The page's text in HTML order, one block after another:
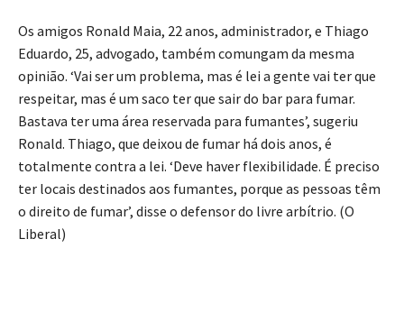
Os amigos Ronald Maia, 22 anos, administrador, e Thiago
Eduardo, 25, advogado, também comungam da mesma
opinião. ‘Vai ser um problema, mas é lei a gente vai ter que
respeitar, mas é um saco ter que sair do bar para fumar.
Bastava ter uma área reservada para fumantes’, sugeriu
Ronald. Thiago, que deixou de fumar há dois anos, é
totalmente contra a lei. ‘Deve haver flexibilidade. É preciso
ter locais destinados aos fumantes, porque as pessoas têm
o direito de fumar’, disse o defensor do livre arbítrio. (O
Liberal)